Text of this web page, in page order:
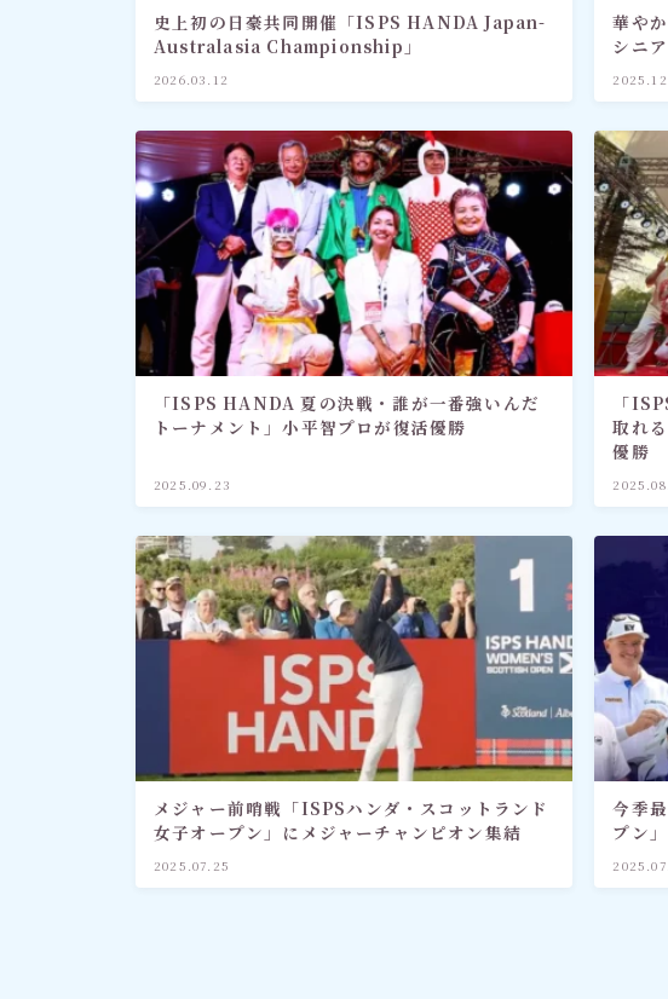
史上初の日豪共同開催「ISPS HANDA Japan-
Australasia Championship」
2026.03.12
華や
シニ
「ISPS HANDA 夏の決戦・誰が一番強いんだ
トーナメント」小平智プロが復活優勝
2025.09.23
「
取れ
優勝
メジャー前哨戦「ISPSハンダ・スコットランド
女子オープン」にメジャーチャンピオン集結
2025.07.25
今季
プン